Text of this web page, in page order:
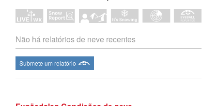
Não há relatórios de neve recentes
Submete um relatório